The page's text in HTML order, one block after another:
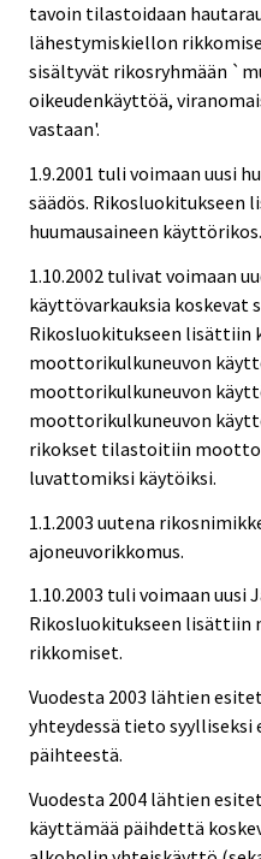
tavoin tilastoidaan
lähestymiskiellon
sisältyvät rikosryhmään
oikeudenkäyttöä,
vastaan'.
1.9.2001 tuli voimaan uusi
säädös. Rikosluokitukseen
huumausaineen käyttörikos.
1.10.2002 tulivat voimaan
käyttövarkauksia koskevat
Rikosluokitukseen lisättiin
moottorikulkuneuvon
moottorikulkuneuvon
moottorikulkuneuvon
rikokset tilastoitiin
luvattomiksi käytöiksi.
1.1.2003 uutena
ajoneuvorikkomus.
1.10.2003 tuli voimaan uusi
Rikosluokitukseen lisättiin
rikkomiset.
Vuodesta 2003 lähtien
yhteydessä tieto
päihteestä.
Vuodesta 2004 lähtien
käyttämää päihdettä